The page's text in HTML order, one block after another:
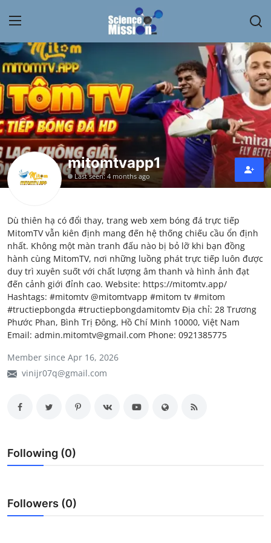
Login
Home
Contact
My Lab
News
Science Hangouts
My Lab
My Company
School Science
Disease Science
Jobs
mitomtvapp1
Last seen: 4 months ago
Dù thiên hạ có đổi thay, trang web xem bóng đá trực tiếp
MitomTV vẫn kiên định mang đến hệ thống chiếu cầu ổn định
nhất. Không một màn tranh đấu nào bị bỏ lỡ khi bạn đồng
hành cùng MitomTV, nơi những luồng phát trực tiếp luôn được
duy trì xuyên suốt với chất lượng âm thanh và hình ảnh đạt
đến cảnh giới đỉnh cao. Website: https://mitomtv.app/
Hashtags: #mitomtv @mitomtvapp #mitom tv #mitom
#tructiepbongda #tructiepbongdamitomtv Địa chỉ: 28 Trương
Phước Phan, Bình Trị Đông, Hồ Chí Minh 10000, Việt Nam
Email: admin.mitomtv@gmail.com Phone: 0921385775
Member since Apr 16, 2026
vinijr07q@gmail.com
Following (0)
Followers (0)